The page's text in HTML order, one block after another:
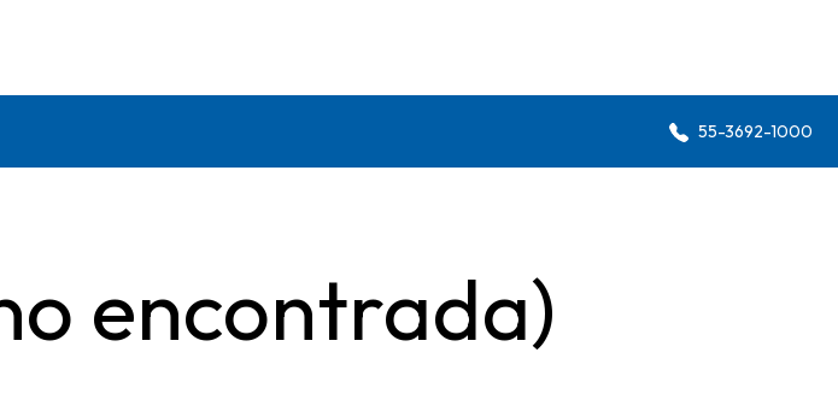
55-3692-1000
encontrada)